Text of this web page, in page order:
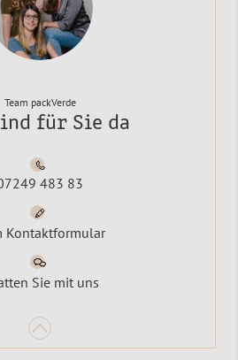
Team packVerde
für Sie da
483 83
Kontaktformular
Sie mit uns